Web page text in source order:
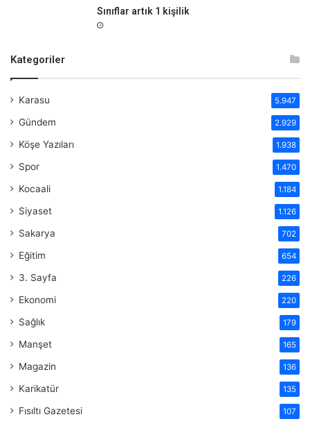
Sınıflar artık 1 kişilik
Kategoriler
Karasu 5.947
Gündem 2.929
Köşe Yazıları 1.938
Spor 1.470
Kocaali 1.184
Siyaset 1.126
Sakarya 702
Eğitim 654
3. Sayfa 226
Ekonomi 220
Sağlık 179
Manşet 165
Magazin 136
Karikatür 135
Fısıltı Gazetesi 107